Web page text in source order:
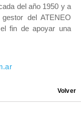
del año 1950 y a
del ATENEO
fin de apoyar una
Volver